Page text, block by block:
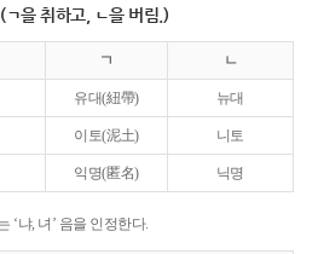
ㄱ을 취하고, ㄴ을 버림.)
ㄱ ㄴ
유대(紐帶) 뉴대
이토(泥土) 니토
익명(匿名) 닉명
‘냐, 녀’ 음을 인정한다.